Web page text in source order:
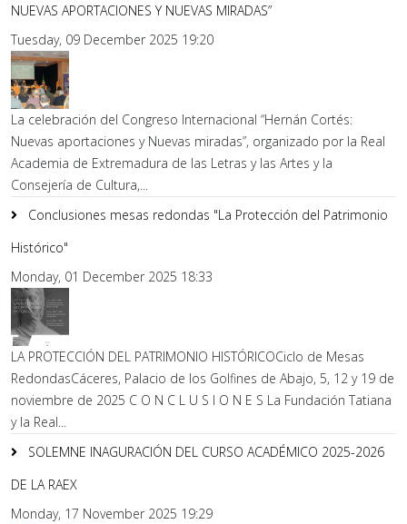
NUEVAS APORTACIONES Y NUEVAS MIRADAS”
Tuesday, 09 December 2025 19:20
La celebración del Congreso Internacional “Hernán Cortés:
Nuevas aportaciones y Nuevas miradas”, organizado por la Real
Academia de Extremadura de las Letras y las Artes y la
Consejería de Cultura,...
Conclusiones mesas redondas "La Protección del Patrimonio
Histórico"
Monday, 01 December 2025 18:33
LA PROTECCIÓN DEL PATRIMONIO HISTÓRICOCiclo de Mesas
RedondasCáceres, Palacio de los Golfines de Abajo, 5, 12 y 19 de
noviembre de 2025 C O N C L U S I O N E S La Fundación Tatiana
y la Real...
SOLEMNE INAGURACIÓN DEL CURSO ACADÉMICO 2025-2026
DE LA RAEX
Monday, 17 November 2025 19:29